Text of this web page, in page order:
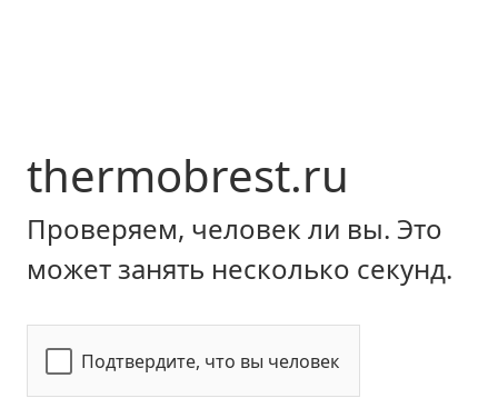
thermobrest.ru
Проверяем, человек ли вы. Это
может занять несколько секунд.
Подтвердите, что вы человек